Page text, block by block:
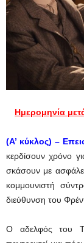
Ημερομηνία
(Α’ κύκλος) –
κερδίσουν χρόνο
σκάσουν με
κομμουνιστή
διεύθυνση του
Ο αδελφός του